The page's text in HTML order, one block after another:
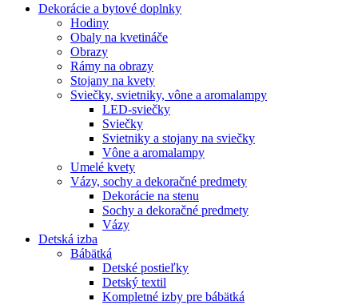
Dekorácie a bytové doplnky
Hodiny
Obaly na kvetináče
Obrazy
Rámy na obrazy
Stojany na kvety
Sviečky, svietniky, vône a aromalampy
LED-sviečky
Sviečky
Svietniky a stojany na sviečky
Vône a aromalampy
Umelé kvety
Vázy, sochy a dekoračné predmety
Dekorácie na stenu
Sochy a dekoračné predmety
Vázy
Detská izba
Bábätká
Detské postieľky
Detský textil
Kompletné izby pre bábätká